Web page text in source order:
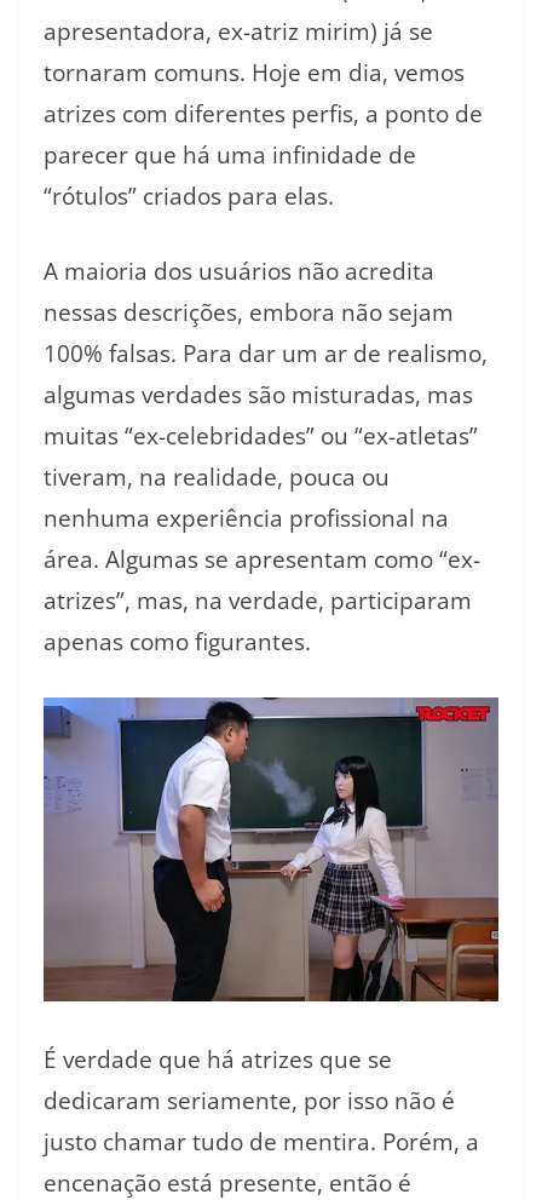
apresentadora, ex-atriz mirim) já se
tornaram comuns. Hoje em dia, vemos
atrizes com diferentes perfis, a ponto de
parecer que há uma infinidade de
“rótulos” criados para elas.
A maioria dos usuários não acredita
nessas descrições, embora não sejam
100% falsas. Para dar um ar de realismo,
algumas verdades são misturadas, mas
muitas “ex-celebridades” ou “ex-atletas”
tiveram, na realidade, pouca ou
nenhuma experiência profissional na
área. Algumas se apresentam como “ex-
atrizes”, mas, na verdade, participaram
apenas como figurantes.
É verdade que há atrizes que se
dedicaram seriamente, por isso não é
justo chamar tudo de mentira. Porém, a
encenação está presente, então é